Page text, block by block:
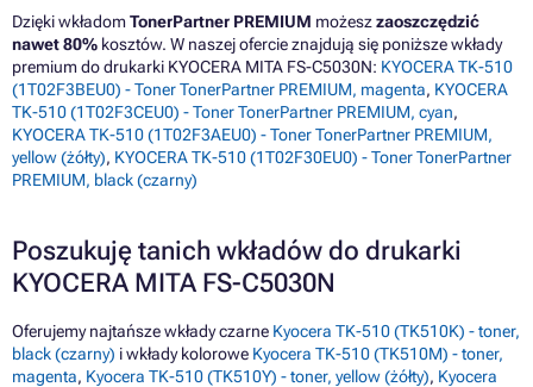
Dzięki wkładomTonerPartner PREMIUM możeszzaoszczędzić
nawet 80% kosztów. W naszej ofercie znajdują się poniższe wkłady
premium do drukarki KYOCERA MITA FS-C5030N: KYOCERA TK-510
(1T02F3BEU0) - Toner TonerPartner PREMIUM, magenta, KYOCERA
TK-510 (1T02F3CEU0) - Toner TonerPartner PREMIUM, cyan,
KYOCERA TK-510 (1T02F3AEU0) - Toner TonerPartner PREMIUM,
yellow (żółty), KYOCERA TK-510 (1T02F30EU0) - Toner TonerPartner
PREMIUM, black (czarny)
Poszukuję tanich wkładów do drukarki
KYOCERA MITA FS-C5030N
Oferujemy najtańsze wkłady czarne Kyocera TK-510 (TK510K) - toner,
black (czarny) i wkłady kolorowe Kyocera TK-510 (TK510M) - toner,
magenta, Kyocera TK-510 (TK510Y) - toner, yellow (żółty), Kyocera